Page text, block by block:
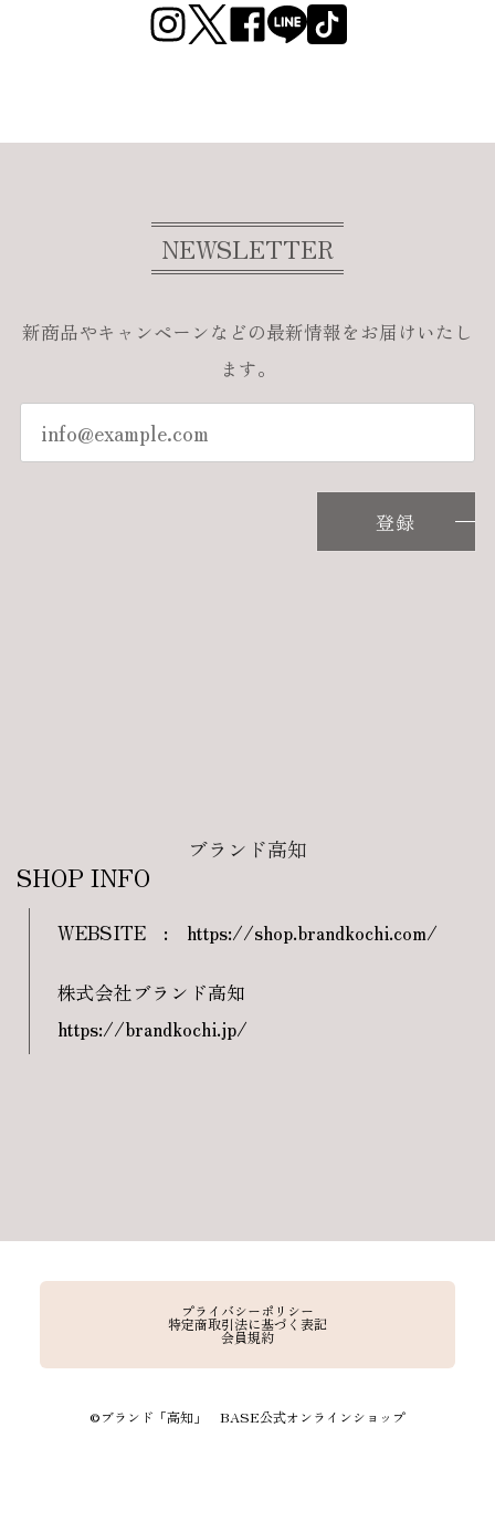
NEWSLETTER
新商品やキャンペーンなどの最新情報をお届けいたし
ます。
登録
ブランド高知
SHOP INFO
WEBSITE : https://shop.brandkochi.com/
株式会社ブランド高知
https://brandkochi.jp/
プライバシーポリシー
特定商取引法に基づく表記
会員規約
©︎ブランド「高知」 BASE公式オンラインショップ